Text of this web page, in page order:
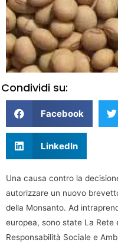
Condividi su:
Facebook
LinkedIn
Una causa contro la
autorizzare un nuovo
della Monsanto. Ad
europea, sono state La Rete
Responsabilità Sociale e